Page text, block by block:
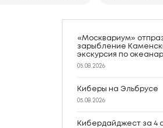
«Москвариум»
зарыбление
экскурсия по
05.08.2026
Киберы на Эльбрусе
05.08.2026
Кибердайджест за 4